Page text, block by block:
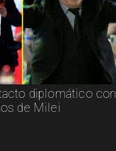
diplomático con
de Milei